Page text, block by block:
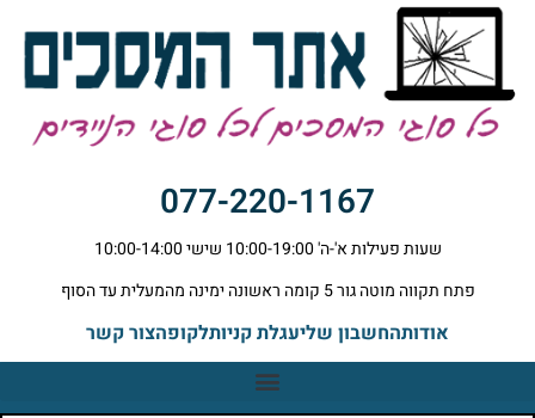
077-220-1167
שעות פעילות א'-ה' 10:00-19:00 שישי 10:00-14:00
פתח תקווה מוטה גור 5 קומה ראשונה ימינה מהמעלית עד הסוף
אודותהחשבון שליעגלת קניותלקופהצור קשר